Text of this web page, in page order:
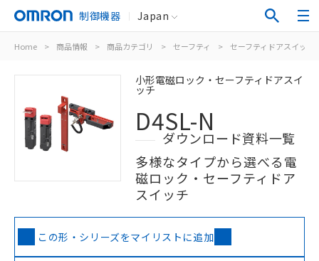
制御機器 Japan
Home > 商品情報 > 商品カテゴリ > セーフティ > セーフティドアスイッチ
小形電磁ロック・セーフティドアスイ
ッチ
D4SL-N
ダウンロード資料一覧
多様なタイプから選べる電
磁ロック・セーフティドア
スイッチ
この形・シリーズをマイリストに追加